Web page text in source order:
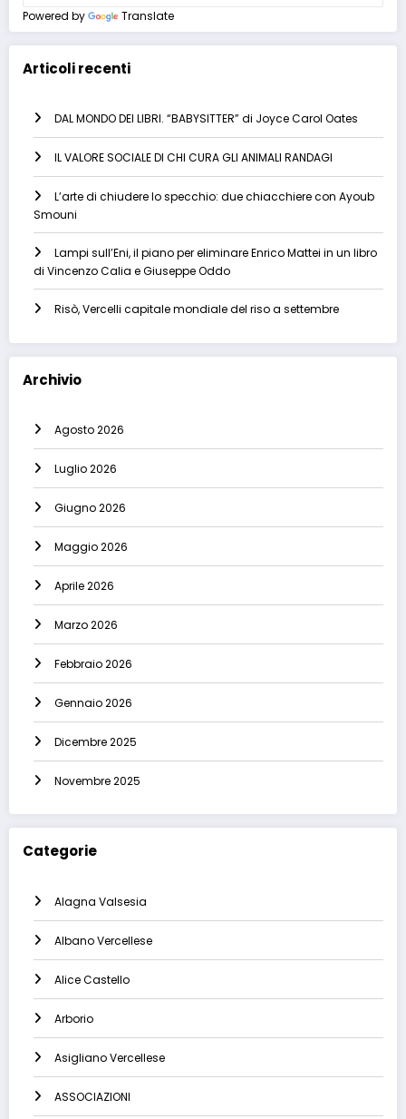
Powered by Translate
Articoli recenti
DAL MONDO DEI LIBRI. “BABYSITTER” di Joyce Carol Oates
IL VALORE SOCIALE DI CHI CURA GLI ANIMALI RANDAGI
L’arte di chiudere lo specchio: due chiacchiere con Ayoub
Smouni
Lampi sull’Eni, il piano per eliminare Enrico Mattei in un libro
di Vincenzo Calia e Giuseppe Oddo
Risò, Vercelli capitale mondiale del riso a settembre
Archivio
Agosto 2026
Luglio 2026
Giugno 2026
Maggio 2026
Aprile 2026
Marzo 2026
Febbraio 2026
Gennaio 2026
Dicembre 2025
Novembre 2025
Categorie
Alagna Valsesia
Albano Vercellese
Alice Castello
Arborio
Asigliano Vercellese
ASSOCIAZIONI